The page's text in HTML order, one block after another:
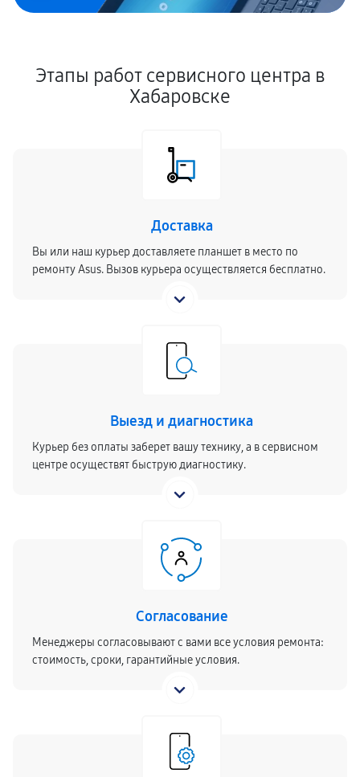
Этапы работ сервисного центра в
Хабаровске
Доставка
Вы или наш курьер доставляете планшет в место по
ремонту Asus. Вызов курьера осуществляется бесплатно.
Выезд и диагностика
Курьер без оплаты заберет вашу технику, а в сервисном
центре осуществят быструю диагностику.
Согласование
Менеджеры согласовывают с вами все условия ремонта:
стоимость, сроки, гарантийные условия.